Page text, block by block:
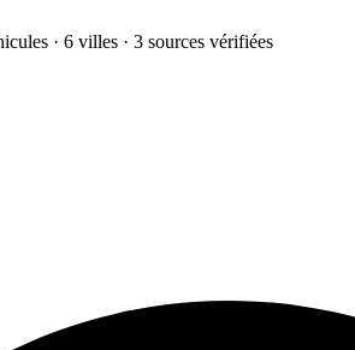
· 6 villes · 3 sources vérifiées